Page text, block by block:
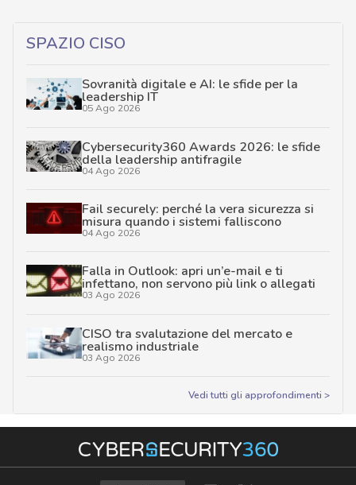
SPAZIO CISO
Sovranità digitale e AI: le sfide per la
leadership IT
05 Ago 2026
Cybersecurity360 Awards 2026: le sfide
della leadership antifragile
04 Ago 2026
Fail securely: perché la vera sicurezza si
misura quando i sistemi falliscono
04 Ago 2026
Falla in Outlook: apri un’e-mail e ti
infettano, non servono più link o allegati
03 Ago 2026
CISO tra svalutazione del mercato e
realismo industriale
03 Ago 2026
Vedi tutti gli approfondimenti >